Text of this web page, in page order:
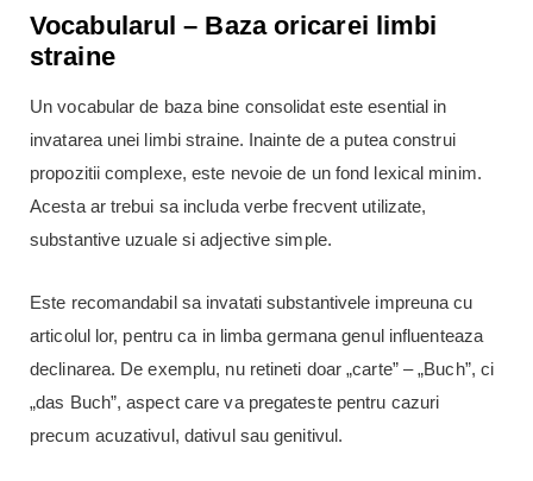
Vocabularul – Baza oricarei limbi
straine
Un vocabular de baza bine consolidat este esential in
invatarea unei limbi straine. Inainte de a putea construi
propozitii complexe, este nevoie de un fond lexical minim.
Acesta ar trebui sa includa verbe frecvent utilizate,
substantive uzuale si adjective simple.
Este recomandabil sa invatati substantivele impreuna cu
articolul lor, pentru ca in limba germana genul influenteaza
declinarea. De exemplu, nu retineti doar „carte” – „Buch”, ci
„das Buch”, aspect care va pregateste pentru cazuri
precum acuzativul, dativul sau genitivul.